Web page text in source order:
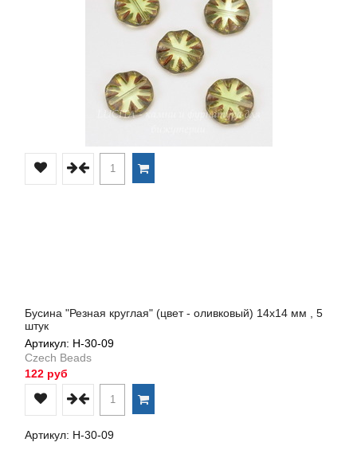
Бусина "Резная круглая" (цвет - оливковый) 14х14 мм , 5
штук
Артикул: Н-30-09
Czech Beads
122 руб
Артикул: Н-30-09